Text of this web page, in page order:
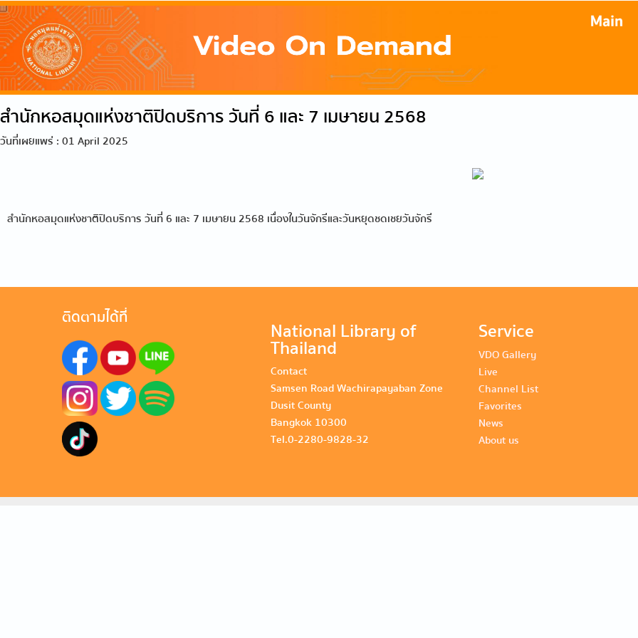
สำนักหอสมุดแห่งชาติปิดบริการ วันที่ 6 และ 7 เมษายน 2568
วันที่เผยแพร่ : 01 April 2025
สำนักหอสมุดแห่งชาติปิดบริการ วันที่ 6 และ 7 เมษายน 2568 เนื่องในวันจักรีและวันหยุดชดเชยวันจักรี
ติดตามได้ที่ National Library of
Thailand
Contact
Samsen Road Wachirapayaban Zone
Dusit County
Bangkok 10300
Tel. 0-2280-9828-32
Service
VDO Gallery
Live
Channel List
Favorites
News
About us